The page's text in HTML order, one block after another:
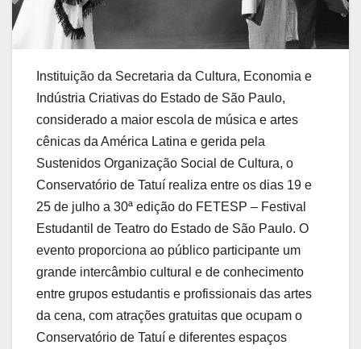
Instituição da Secretaria da Cultura, Economia e
Indústria Criativas do Estado de São Paulo,
considerado a maior escola de música e artes
cênicas da América Latina e gerida pela
Sustenidos Organização Social de Cultura, o
Conservatório de Tatuí realiza entre os dias 19 e
25 de julho a 30ª edição do FETESP – Festival
Estudantil de Teatro do Estado de São Paulo. O
evento proporciona ao público participante um
grande intercâmbio cultural e de conhecimento
entre grupos estudantis e profissionais das artes
da cena, com atrações gratuitas que ocupam o
Conservatório de Tatuí e diferentes espaços